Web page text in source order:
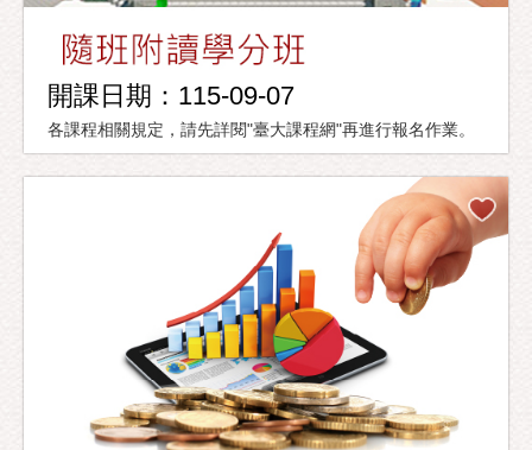
開課日期：115-09-07
各課程相關規定，請先詳閱"臺大課程網"再進行報名作業。